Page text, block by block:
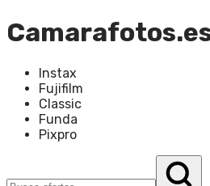
Instax
Fujifilm
Classic
Funda
Pixpro